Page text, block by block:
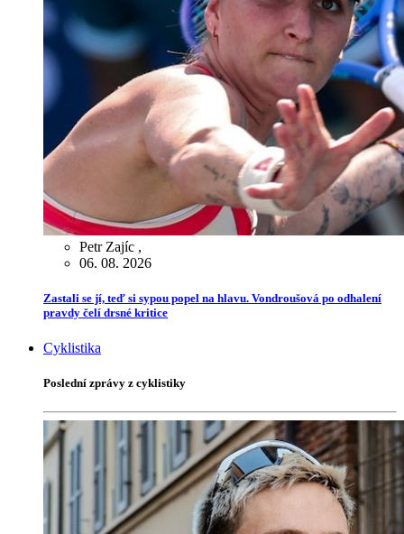
Petr Zajíc ,
06. 08. 2026
Zastali se jí, teď si sypou popel na hlavu. Vondroušová po odhalení
pravdy čelí drsné kritice
Cyklistika
Poslední zprávy z cyklistiky